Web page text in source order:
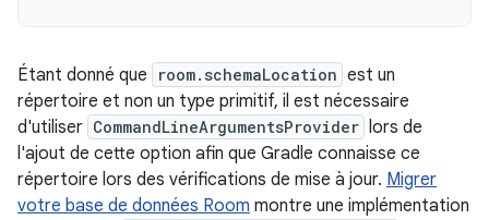
Étant donné que room.schemaLocation est un
répertoire et non un type primitif, il est nécessaire
d'utiliser CommandLineArgumentsProvider lors de
l'ajout de cette option afin que Gradle connaisse ce
répertoire lors des vérifications de mise à jour. Migrer
votre base de données Room montre une implémentation